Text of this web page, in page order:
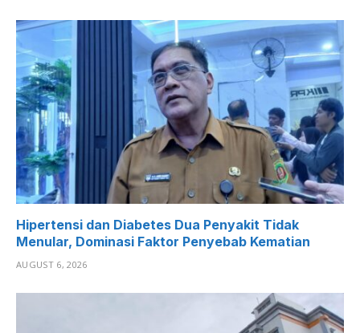
Hipertensi dan Diabetes Dua Penyakit Tidak
Menular, Dominasi Faktor Penyebab Kematian
AUGUST 6, 2026